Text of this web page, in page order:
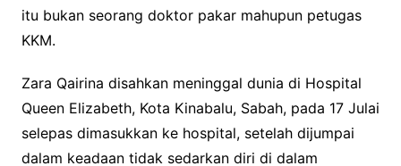
itu bukan seorang doktor pakar mahupun petugas
KKM.
Zara Qairina disahkan meninggal dunia di Hospital
Queen Elizabeth, Kota Kinabalu, Sabah, pada 17 Julai
selepas dimasukkan ke hospital, setelah dijumpai
dalam keadaan tidak sedarkan diri di dalam